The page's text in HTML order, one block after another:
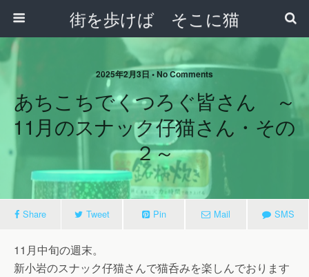
街を歩けば そこに猫
2025年2月3日 • No Comments
あちこちでくつろぐ皆さん ～
11月のスナック仔猫さん・その
２～
Share Tweet Pin Mail SMS
11月中旬の週末。
新小岩のスナック仔猫さんで猫呑みを楽しんでおります